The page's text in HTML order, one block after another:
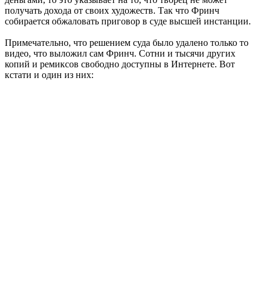
получать дохода от своих художеств. Так что Фринч
собирается обжаловать приговор в суде высшей инстанции.
Примечательно, что решением суда было удалено только то
видео, что выложил сам Фринч. Сотни и тысячи других
копий и ремиксов свободно доступны в Интернете. Вот
кстати и один из них: